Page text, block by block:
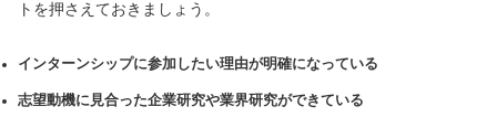
トを押さえておきましょう。
インターンシップに参加したい理由が明確になっている
志望動機に見合った企業研究や業界研究ができている